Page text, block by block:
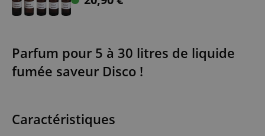
Parfum pour 5 à 30 litres de liquide
fumée saveur Disco !
Caractéristiques